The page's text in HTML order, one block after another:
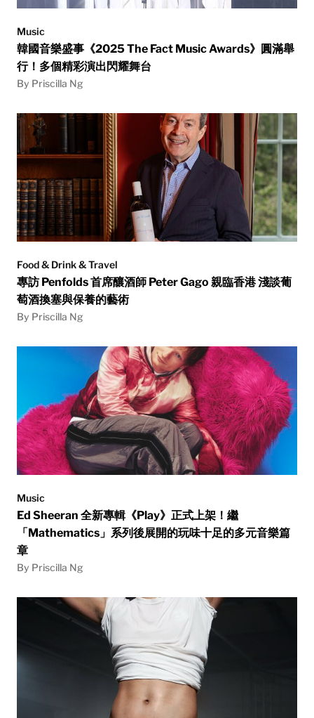
Music
韓國音樂盛事《2025 The Fact Music Awards》圓滿舉
行！多個精彩演出閃耀舞台
By Priscilla Ng
Food & Drink & Travel
專訪 Penfolds 首席釀酒師 Peter Gago 親臨香港 淺談葡
萄酒換塞與保養的藝術
By Priscilla Ng
Music
Ed Sheeran 全新專輯《Play》正式上架！繼
「Mathematics」系列後展開的玩味十足的多元音樂篇
章
By Priscilla Ng